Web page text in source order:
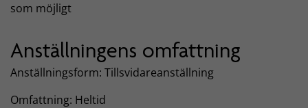
som möjligt
Anställningens omfattning
Anställningsform: Tillsvidareanställning
Omfattning: Heltid